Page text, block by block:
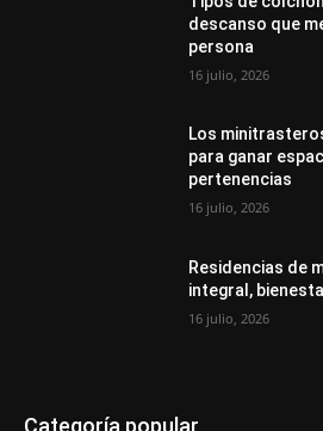
descanso que
persona
16 julio, 2026
Los
para ganar
pertenencias
16 julio, 2026
Residencias de
integral,
16 julio, 2026
Categoría popular